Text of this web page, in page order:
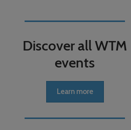
Discover all WTM
events
Learn more